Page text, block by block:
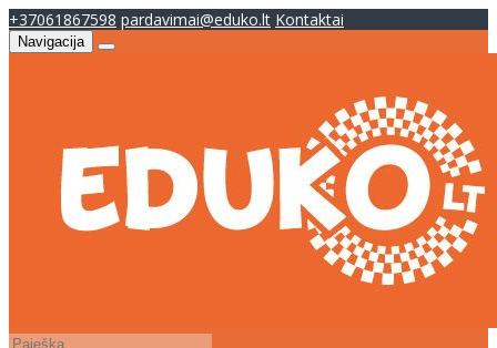
+37061867598 pardavimai@eduko.lt Kontaktai
Navigacija